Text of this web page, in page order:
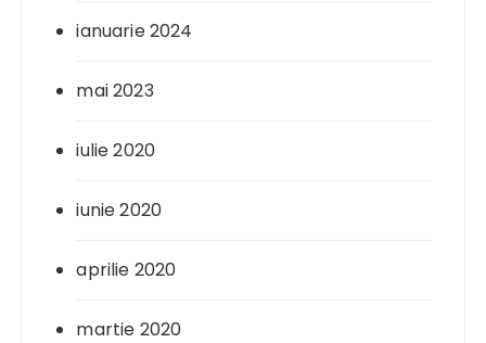
ianuarie 2024
mai 2023
iulie 2020
iunie 2020
aprilie 2020
martie 2020